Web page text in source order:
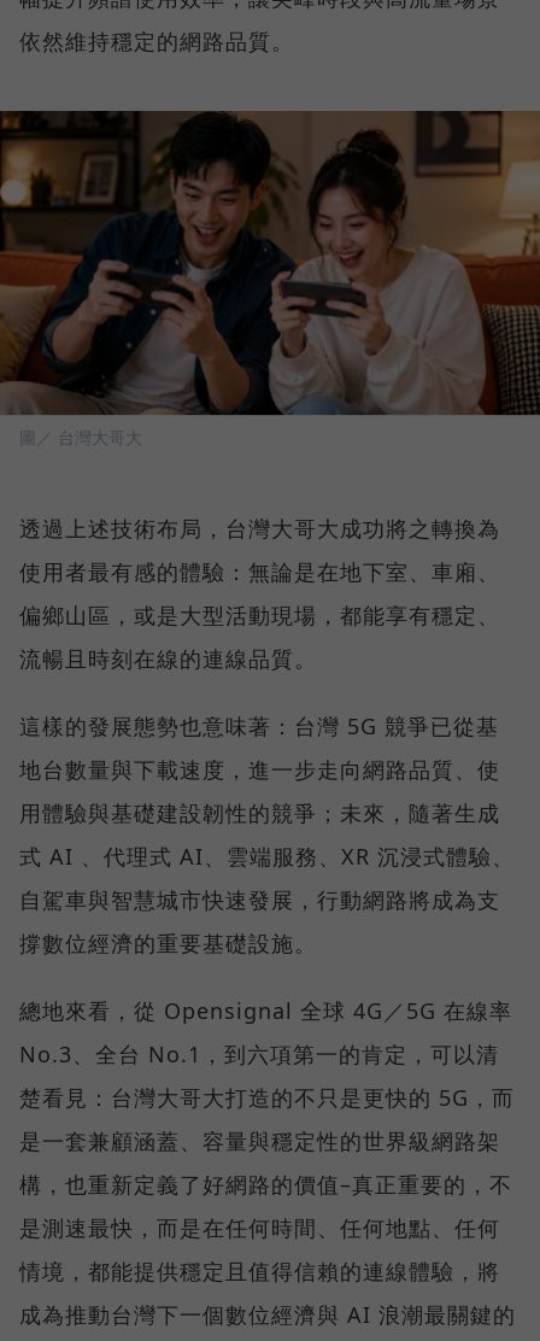
依然維持穩定的網路品質。
圖／ 台灣大哥大
透過上述技術布局，台灣大哥大成功將之轉換為
使用者最有感的體驗：無論是在地下室、車廂、
偏鄉山區，或是大型活動現場，都能享有穩定、
流暢且時刻在線的連線品質。
這樣的發展態勢也意味著：台灣 5G 競爭已從基
地台數量與下載速度，進一步走向網路品質、使
用體驗與基礎建設韌性的競爭；未來，隨著生成
式 AI 、代理式 AI、雲端服務、XR 沉浸式體驗、
自駕車與智慧城市快速發展，行動網路將成為支
撐數位經濟的重要基礎設施。
總地來看，從 Opensignal 全球 4G／5G 在線率
No.3、全台 No.1，到六項第一的肯定，可以清
楚看見：台灣大哥大打造的不只是更快的 5G，而
是一套兼顧涵蓋、容量與穩定性的世界級網路架
構，也重新定義了好網路的價值–真正重要的，不
是測速最快，而是在任何時間、任何地點、任何
情境，都能提供穩定且值得信賴的連線體驗，將
成為推動台灣下一個數位經濟與 AI 浪潮最關鍵的